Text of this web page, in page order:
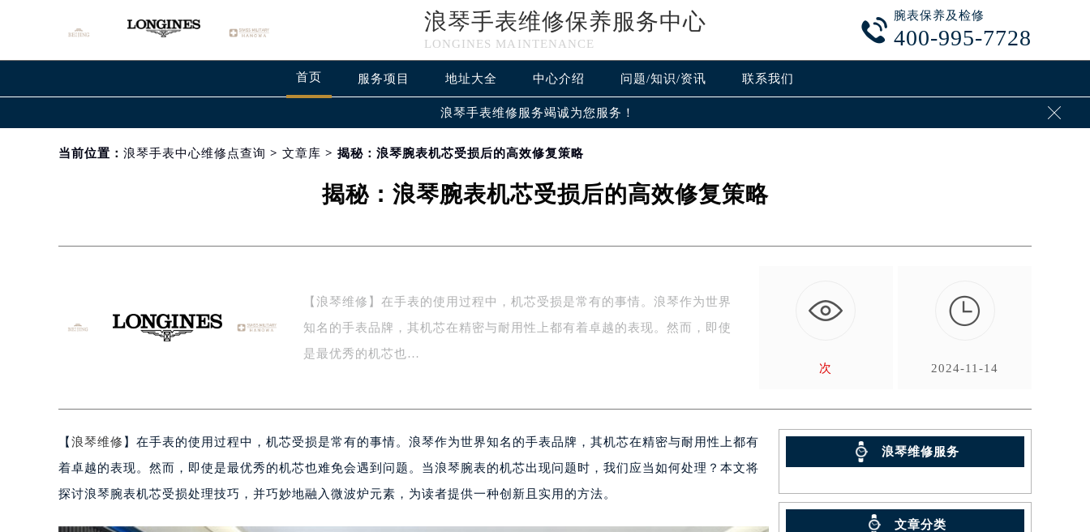
浪琴手表维修保养服务中心
LONGINES MAINTENANCE

腕表保养及检修
400-995-7728
首页 服务项目 地址大全 中心介绍 问题/知识/资讯 联系我们
浪琴手表维修服务竭诚为您服务！ 
当前位置： 浪琴手表中心维修点查询 > 文章库 > 揭秘：浪琴腕表机芯受损后的高效修复策略
揭秘：浪琴腕表机芯受损后的高效修复策略
【浪琴维修】在手表的使用过程中，机芯受损是常有的事情。浪琴作为世界
知名的手表品牌，其机芯在精密与耐用性上都有着卓越的表现。然而，即使
是最优秀的机芯也…
次

2024-11-14
【 浪琴维修 】在手表的使用过程中，机芯受损是常有的事情。浪琴作为世界知名的手表品牌，其机芯在精密与耐用性上都有
着卓越的表现。然而，即使是最优秀的机芯也难免会遇到问题。当浪琴腕表的机芯出现问题时，我们应当如何处理？本文将
探讨浪琴腕表机芯受损处理技巧，并巧妙地融入微波炉元素，为读者提供一种创新且实用的方法。
浪琴维修服务
文章分类